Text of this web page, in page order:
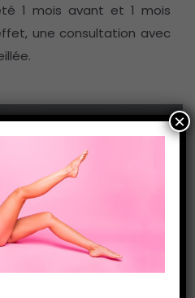
1 mois avant et 1 mois
une consultation avec
×